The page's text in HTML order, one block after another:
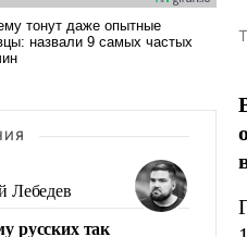
Лебедев
русских так